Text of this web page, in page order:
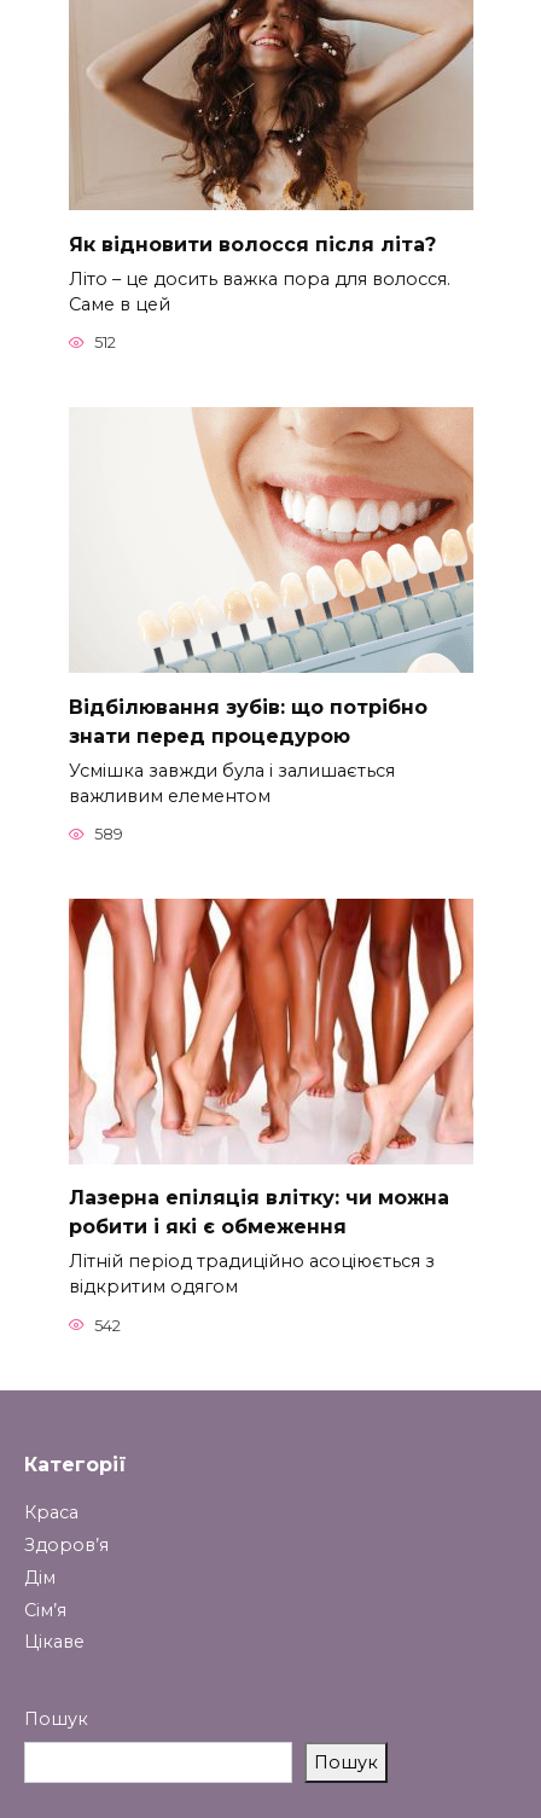
Як відновити волосся після літа?
Літо – це досить важка пора для волосся.
Саме в цей
512
Відбілювання зубів: що потрібно
знати перед процедурою
Усмішка завжди була і залишається
важливим елементом
589
Лазерна епіляція влітку: чи можна
робити і які є обмеження
Літній період традиційно асоціюється з
відкритим одягом
542
Категорії
Краса
Здоров’я
Дім
Сім’я
Цікаве
Пошук
Пошук